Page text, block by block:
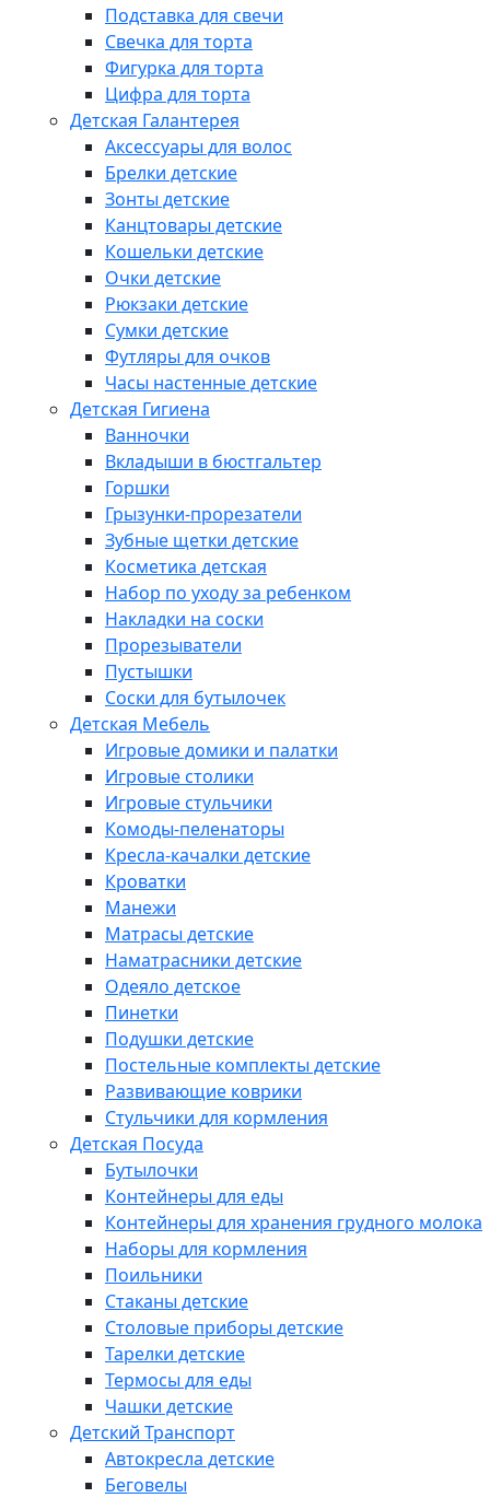
Подставка для свечи
Свечка для торта
Фигурка для торта
Цифра для торта
Детская Галантерея
Аксессуары для волос
Брелки детские
Зонты детские
Канцтовары детские
Кошельки детские
Очки детские
Рюкзаки детские
Сумки детские
Футляры для очков
Часы настенные детские
Детская Гигиена
Ванночки
Вкладыши в бюстгальтер
Горшки
Грызунки-прорезатели
Зубные щетки детские
Косметика детская
Набор по уходу за ребенком
Накладки на соски
Прорезыватели
Пустышки
Соски для бутылочек
Детская Мебель
Игровые домики и палатки
Игровые столики
Игровые стульчики
Комоды-пеленаторы
Кресла-качалки детские
Кроватки
Манежи
Матрасы детские
Наматрасники детские
Одеяло детское
Пинетки
Подушки детские
Постельные комплекты детские
Развивающие коврики
Стульчики для кормления
Детская Посуда
Бутылочки
Контейнеры для еды
Контейнеры для хранения грудного молока
Наборы для кормления
Поильники
Стаканы детские
Столовые приборы детские
Тарелки детские
Термосы для еды
Чашки детские
Детский Транспорт
Автокресла детские
Беговелы